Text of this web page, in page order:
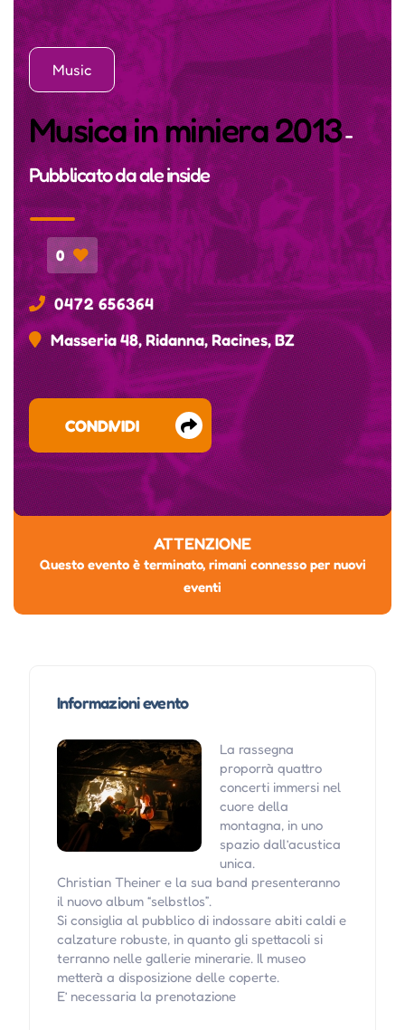
Music
Musica in miniera 2013-
Pubblicato daale inside
0
0472 656364
Masseria 48, Ridanna, Racines, BZ
CONDIVIDI
ATTENZIONE
Questo evento è terminato, rimani connesso per nuovi
eventi
Informazioni evento
La rassegna
proporrà quattro
concerti immersi nel
cuore della
montagna, in uno
spazio dall’acustica
unica.
Christian Theiner e la sua band presenteranno
il nuovo album “selbstlos”.
Si consiglia al pubblico di indossare abiti caldi e
calzature robuste, in quanto gli spettacoli si
terranno nelle gallerie minerarie. Il museo
metterà a disposizione delle coperte.
E’ necessaria la prenotazione